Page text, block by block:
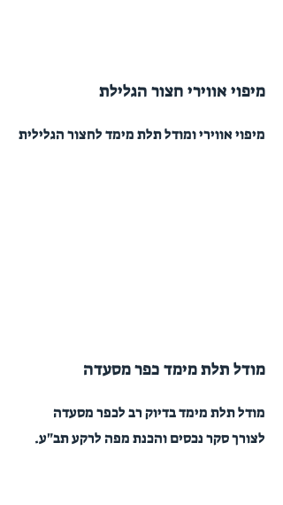
מיפוי אווירי חצור הגלילת
מיפוי אווירי ומודל תלת מימד לחצור הגלילית
מודל תלת מימד כפר מסעדה
מודל תלת מימד בדיוק רב לכפר מסעדה
לצורך סקר נכסים והכנת מפה לרקע תב"ע.